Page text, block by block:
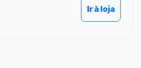
Ir à loja